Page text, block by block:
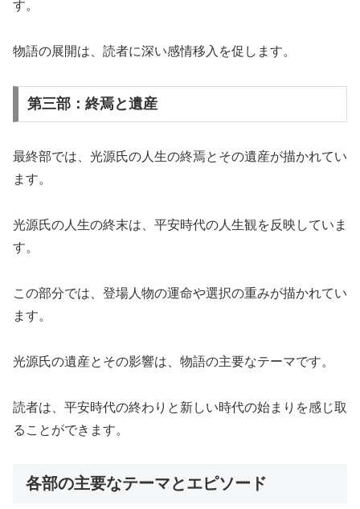
す。
物語の展開は、読者に深い感情移入を促します。
第三部：終焉と遺産
最終部では、光源氏の人生の終焉とその遺産が描かれてい
ます。
光源氏の人生の終末は、平安時代の人生観を反映していま
す。
この部分では、登場人物の運命や選択の重みが描かれてい
ます。
光源氏の遺産とその影響は、物語の主要なテーマです。
読者は、平安時代の終わりと新しい時代の始まりを感じ取
ることができます。
各部の主要なテーマとエピソード